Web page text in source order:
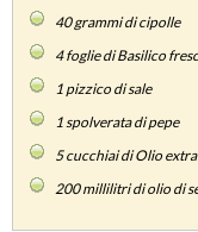
40grammi di cipolle
4foglie di Basilico
1 pizzico di sale
1spolverata di pepe
5cucchiai di Olio
200millilitri di olio di